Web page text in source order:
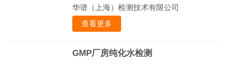
华谱（上海）检测技术有限公司
查看更多
GMP厂房纯化水检测